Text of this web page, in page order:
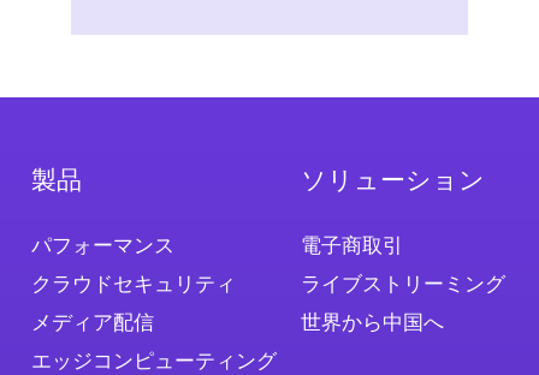
製品
パフォーマンス
クラウドセキュリティ
メディア配信
エッジコンピューティング
ソリューション
電子商取引
ライブストリーミング
世界から中国へ